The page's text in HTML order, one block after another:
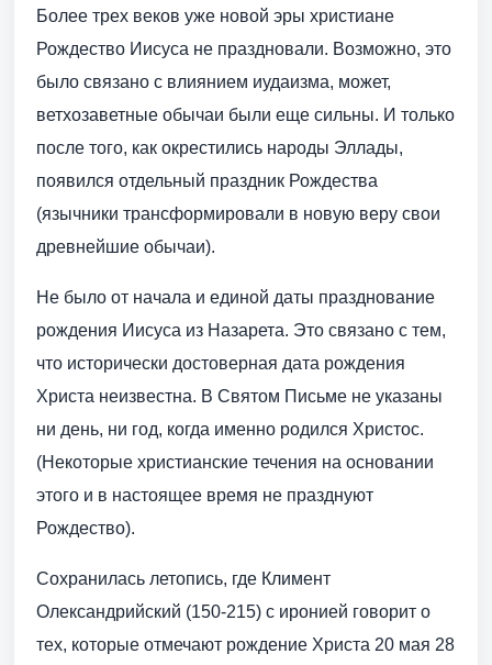
Более трех веков уже новой эры христиане
Рождество Иисуса не праздновали. Возможно, это
было связано с влиянием иудаизма, может,
ветхозаветные обычаи были еще сильны. И только
после того, как окрестились народы Эллады,
появился отдельный праздник Рождества
(язычники трансформировали в новую веру свои
древнейшие обычаи).
Не было от начала и единой даты празднование
рождения Иисуса из Назарета. Это связано с тем,
что исторически достоверная дата рождения
Христа неизвестна. В Святом Письме не указаны
ни день, ни год, когда именно родился Христос.
(Некоторые христианские течения на основании
этого и в настоящее время не празднуют
Рождество).
Сохранилась летопись, где Климент
Олександрийский (150-215) с иронией говорит о
тех, которые отмечают рождение Христа 20 мая 28